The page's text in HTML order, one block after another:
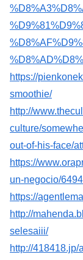
https://
smoothie/
http://
culture/
out-of-his-face/
https://
un-negocio/
https://
http://
selesaiii/
http://418418.jp/